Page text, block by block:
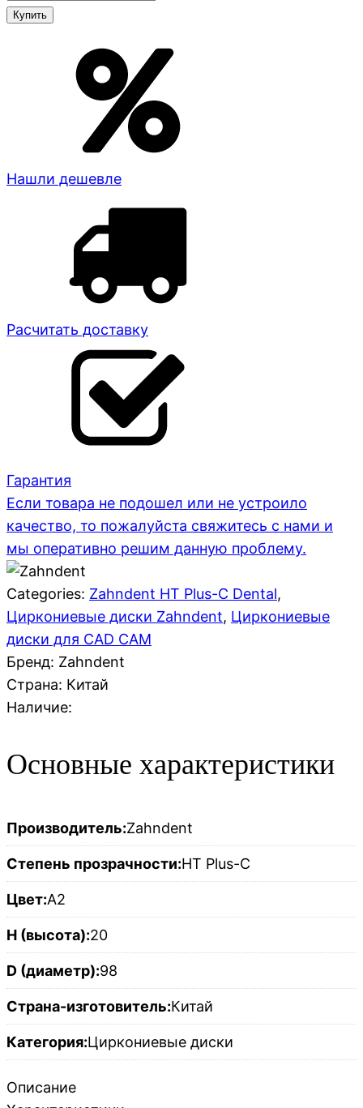
Нашли дешевле
Расчитать доставку
Гарантия
Если товара не подошел или не устроило
качество, то пожалуйста свяжитесь с нами и
мы оперативно решим данную проблему.
Categories: Zahndent HT Plus-C Dental,
Циркониевые диски Zahndent, Циркониевые
диски для CAD CAM
Бренд: Zahndent
Страна: Китай
Наличие:
Основные характеристики
Производитель:Zahndent
Степень прозрачности:HT Plus-C
Цвет:A2
H (высота):20
D (диаметр):98
Страна-изготовитель:Китай
Категория:Циркониевые диски
Описание